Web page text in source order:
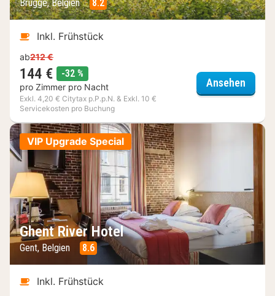
Brügge, Belgien 8.2
Inkl. Frühstück
ab212 €
144 € -32 %
pro Zimmer pro Nacht
Exkl. 4,20 € Citytax p.P.p.N. & Exkl. 10 €
Servicekosten pro Buchung
Ansehen
VIP Upgrade Special
Ghent River Hotel
Gent, Belgien 8.6
Inkl. Frühstück